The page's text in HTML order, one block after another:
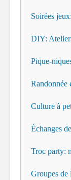
Soirées
DIY:
Pique-
Randonnée
Culture à
Échanges
Troc party:
Groupes de